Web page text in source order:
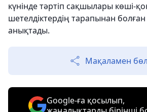
күнінде тәртіп сақшылары көші-
шетелдіктердің тарапынан
анықтады.
Мақаламен
Google-ға қосылып,